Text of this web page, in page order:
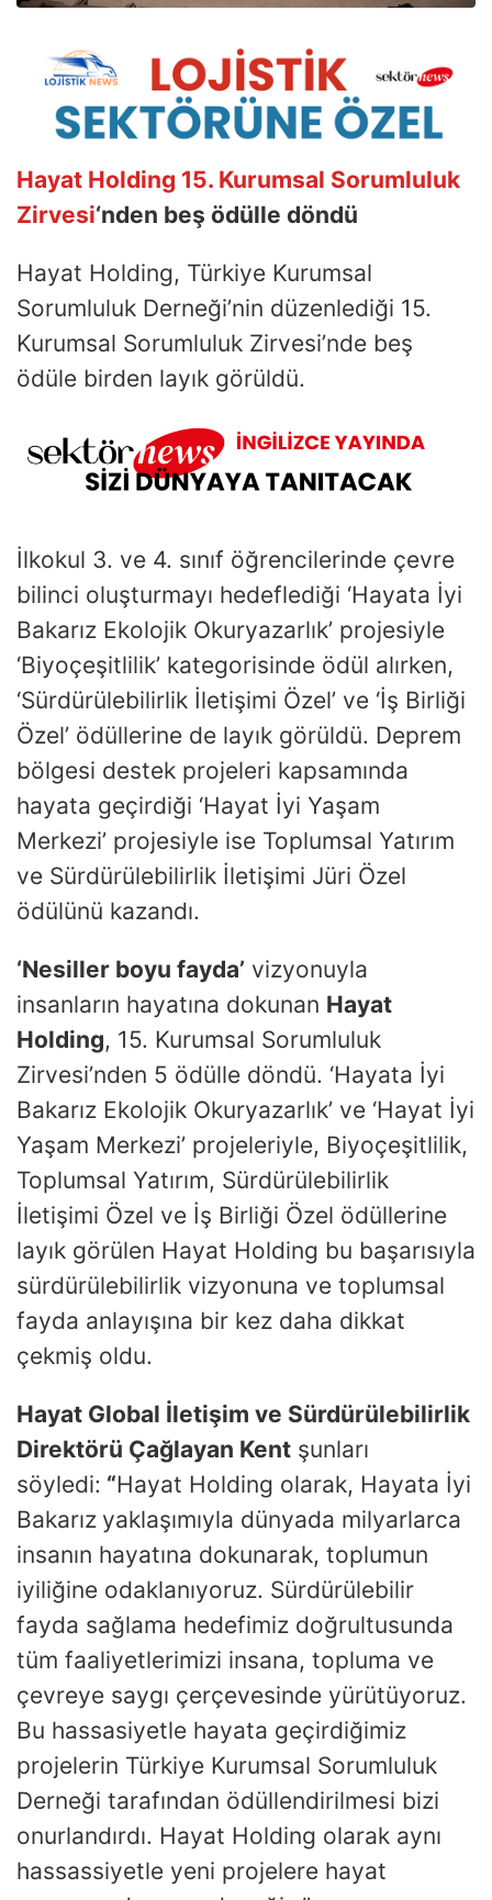
Hayat Holding 15. Kurumsal Sorumluluk
Zirvesi‘nden beş ödülle döndü
Hayat Holding, Türkiye Kurumsal
Sorumluluk Derneği’nin düzenlediği 15.
Kurumsal Sorumluluk Zirvesi’nde beş
ödüle birden layık görüldü.
İlkokul 3. ve 4. sınıf öğrencilerinde çevre
bilinci oluşturmayı hedeflediği ‘Hayata İyi
Bakarız Ekolojik Okuryazarlık’ projesiyle
‘Biyoçeşitlilik’ kategorisinde ödül alırken,
‘Sürdürülebilirlik İletişimi Özel’ ve ‘İş Birliği
Özel’ ödüllerine de layık görüldü. Deprem
bölgesi destek projeleri kapsamında
hayata geçirdiği ‘Hayat İyi Yaşam
Merkezi’ projesiyle ise Toplumsal Yatırım
ve Sürdürülebilirlik İletişimi Jüri Özel
ödülünü kazandı.
‘Nesiller boyu fayda’ vizyonuyla
insanların hayatına dokunan Hayat
Holding, 15. Kurumsal Sorumluluk
Zirvesi’nden 5 ödülle döndü. ‘Hayata İyi
Bakarız Ekolojik Okuryazarlık’ ve ‘Hayat İyi
Yaşam Merkezi’ projeleriyle, Biyoçeşitlilik,
Toplumsal Yatırım, Sürdürülebilirlik
İletişimi Özel ve İş Birliği Özel ödüllerine
layık görülen Hayat Holding bu başarısıyla
sürdürülebilirlik vizyonuna ve toplumsal
fayda anlayışına bir kez daha dikkat
çekmiş oldu.
Hayat Global İletişim ve Sürdürülebilirlik
Direktörü Çağlayan Kent şunları
söyledi: “Hayat Holding olarak, Hayata İyi
Bakarız yaklaşımıyla dünyada milyarlarca
insanın hayatına dokunarak, toplumun
iyiliğine odaklanıyoruz. Sürdürülebilir
fayda sağlama hedefimiz doğrultusunda
tüm faaliyetlerimizi insana, topluma ve
çevreye saygı çerçevesinde yürütüyoruz.
Bu hassasiyetle hayata geçirdiğimiz
projelerin Türkiye Kurumsal Sorumluluk
Derneği tarafından ödüllendirilmesi bizi
onurlandırdı. Hayat Holding olarak aynı
hassassiyetle yeni projelere hayat